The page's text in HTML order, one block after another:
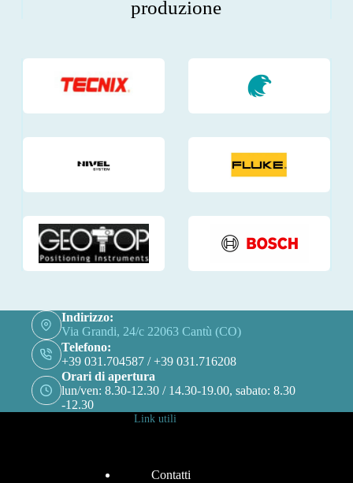
produzione
Indirizzo:
Via Grandi, 24/c 22063 Cantù (CO)
Telefono:
+39 031.704587 / +39 031.716208
Orari di apertura
lun/ven: 8.30-12.30 / 14.30-19.00, sabato: 8.30
-12.30
Link utili
Contatti